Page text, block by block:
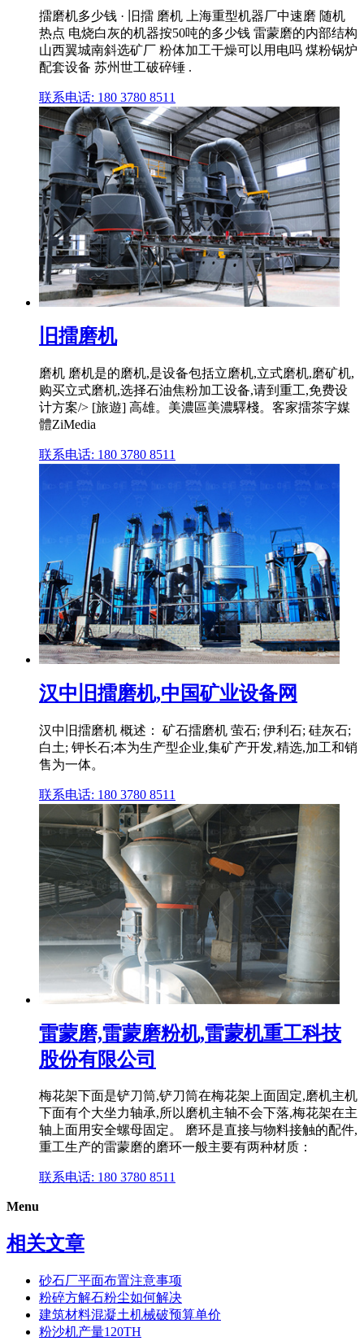
擂磨机多少钱 · 旧擂 磨机 上海重型机器厂中速磨 随机
热点 电烧白灰的机器按50吨的多少钱 雷蒙磨的内部结构
山西翼城南斜选矿厂 粉体加工干燥可以用电吗 煤粉锅炉
配套设备 苏州世工破碎锤 .
联系电话: 180 3780 8511
旧擂磨机
磨机 磨机是的磨机,是设备包括立磨机,立式磨机,磨矿机,
购买立式磨机,选择石油焦粉加工设备,请到重工,免费设
计方案/> [旅遊] 高雄。美濃區美濃驛棧。客家擂茶字媒
體ZiMedia
联系电话: 180 3780 8511
汉中旧擂磨机,中国矿业设备网
汉中旧擂磨机 概述： 矿石擂磨机 萤石; 伊利石; 硅灰石;
白土; 钾长石;本为生产型企业,集矿产开发,精选,加工和销
售为一体。
联系电话: 180 3780 8511
雷蒙磨,雷蒙磨粉机,雷蒙机重工科技
股份有限公司
梅花架下面是铲刀筒,铲刀筒在梅花架上面固定,磨机主机
下面有个大坐力轴承,所以磨机主轴不会下落,梅花架在主
轴上面用安全螺母固定。 磨环是直接与物料接触的配件,
重工生产的雷蒙磨的磨环一般主要有两种材质：
联系电话: 180 3780 8511
Menu
相关文章
砂石厂平面布置注意事项
粉碎方解石粉尘如何解决
建筑材料混凝土机械破预算单价
粉沙机产量120TH